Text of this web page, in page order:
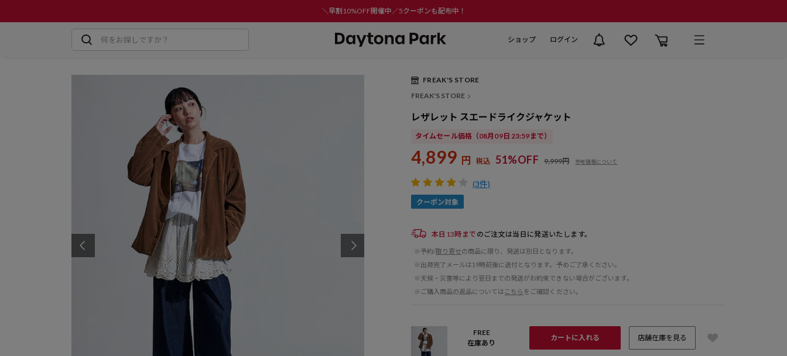
＼早割10%OFF開催中／5クーポンも配布中！
ショップ ログイン
FREAK'S STORE
FREAK'S STORE
レザレット スエードライクジャケット
タイムセール価格（08月09日 23:59まで）
4,899 円 税込 51%OFF 9,999円 参考価格について
(3件)
本日13時まで のご注文は当日に発送いたします。
※予約/取り寄せの商品に限り、発送は別日となります。
※出荷完了メールは19時前後に送付となります。予めご了承ください。
※天候・災害等により翌日までの発送がお約束できない場合がございます。
※ご購入商品の返品については こちら をご確認ください。
FREE
在庫あり
カートに入れる 店舗在庫を見る